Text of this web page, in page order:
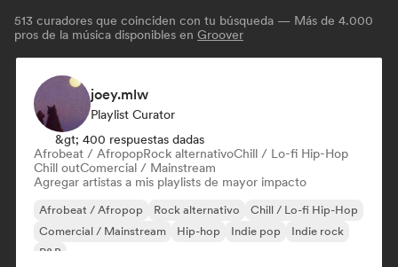
513 curadores que coinciden con tu búsqueda — Más de 4.000
pros de la música disponibles en Groover
joey.mlw
Playlist Curator
&gt; 400 respuestas dadas
Afrobeat / AfropopRock alternativoChill / Lo-fi Hip-Hop
Chill outComercial / Mainstream
Agregar artistas a mis playlists de mayor impacto
Afrobeat / Afropop Rock alternativo
Chill / Lo-fi Hip-Hop
Comercial / Mainstream
Hip-hop Indie pop
Indie rock
R&B